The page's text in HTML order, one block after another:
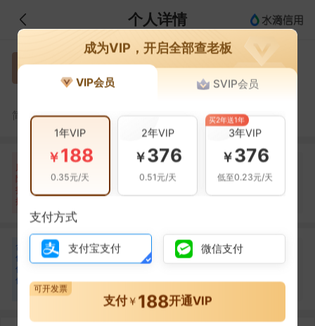
个人详情
宋 宋志锋
被执行人
简介：宋志锋，广州市大根投资顾问有限公司的法定代表人
风
险
扫
描
自身风险
暂无风险
关联风险
被执行人(2条)
提示信息
关联企业(28条)
合
作
伙
伴
吴 吴莉莉
广州市大根农业发展有限公司
成为VIP，开启全部查老板
VIP会员 SVIP会员
1年VIP
￥188
0.35元/天
2年VIP
￥376
0.51元/天
3年VIP
￥376
低至0.23元/天
买2年送1年
支付方式
支付宝支付 微信支付
支付￥ 188开通VIP
可开发票